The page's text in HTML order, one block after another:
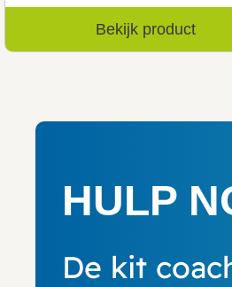
Bekijk product
HULP
De kit